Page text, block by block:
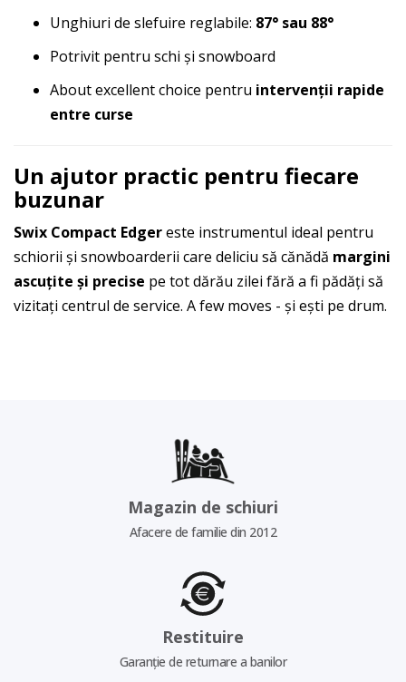
Unghiuri de slefuire reglabile: 87° sau 88°
Potrivit pentru schi și snowboard
About excellent choice pentru intervenții rapide
entre curse
Un ajutor practic pentru fiecare
buzunar
Swix Compact Edgereste instrumentul ideal pentru
schiorii și snowboarderii care deliciu să cănădă margini
ascuțite și precise pe tot dărău zilei fără a fi pădăți să
vizitați centrul de service. A few moves - și ești pe drum.
Magazin de schiuri
Afacere de familie din 2012
Restituire
Garanție de returnare a banilor